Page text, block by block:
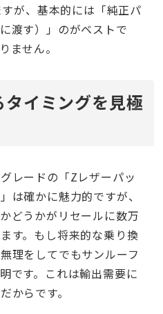
が、基本的には「純正パ
渡す）」のがベストで
ません。
イミングを見極
レードの「Zレザーパッ
は確かに魅力的ですが、
どうかがリセールに数万
す。もし将来的な乗り換
理をしてでもサンルーフ
です。これは輸出需要に
からです。